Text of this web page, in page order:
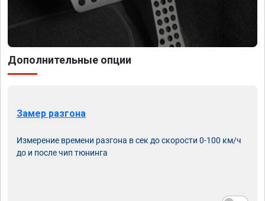
Дополнительные опции
Замер разгона
Измерение времени разгона в сек до скорости 0-100 км/ч
до и после чип тюнинга